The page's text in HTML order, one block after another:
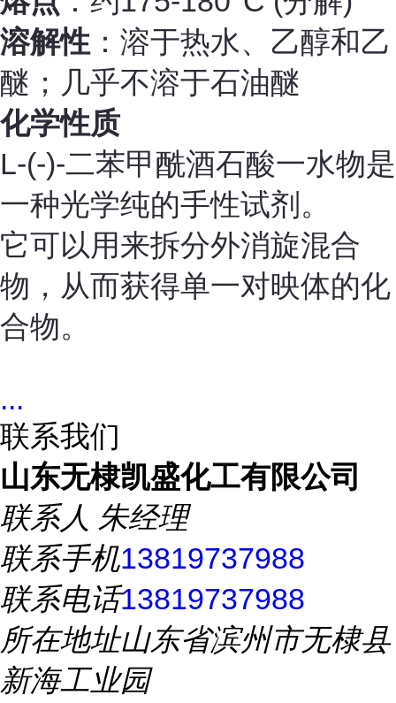
溶解性 ：溶于热水、乙醇和乙
醚；几乎不溶于石油醚
化学性质
L-(-)-二苯甲酰酒石酸一水物是
一种光学纯的手性试剂。
它可以用来拆分外消旋混合
物，从而获得单一对映体的化
合物。
...
联系我们
山东无棣凯盛化工有限公司
联系人 朱经理
联系手机13819737988
联系电话13819737988
所在地址山东省滨州市无棣县
新海工业园